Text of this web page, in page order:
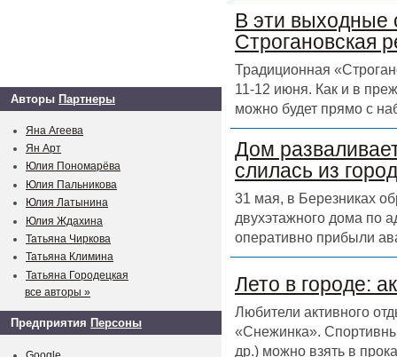
В эти выходные
Строгановская
Традиционная
11-12 июня. Как и в
можно будет прямо с
Дом
слилась из
31 мая, в Березниках
двухэтажного дома по
оперативно прибыли
Лето в городе:
Любители активного
«Снежинка».
др.) можно взять в
Авторы Партнеры
Яна Агеева
Ян Арт
Юлия Пономарёва
Юлия Пальникова
Юлия Латынина
Юлия Ждахина
Татьяна Чиркова
Татьяна Климина
Татьяна Городецкая
все авторы »
Предприятия Персоны